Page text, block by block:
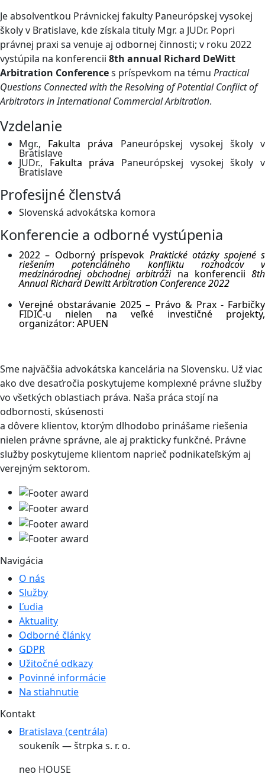
Je absolventkou Právnickej fakulty Paneurópskej vysokej
školy v Bratislave, kde získala tituly Mgr. a JUDr. Popri
právnej praxi sa venuje aj odbornej činnosti; v roku 2022
vystúpila na konferencii 8th annual Richard DeWitt
Arbitration Conferences príspevkom na tému Practical
Questions Connected with the Resolving of Potential Conflict of
Arbitrators in International Commercial Arbitration.
Vzdelanie
Mgr., Fakulta práva Paneurópskej vysokej školy v
Bratislave
JUDr., Fakulta práva Paneurópskej vysokej školy v
Bratislave
Profesijné členstvá
Slovenská advokátska komora
Konferencie a odborné vystúpenia
2022 – Odborný príspevok Praktické otázky spojené s
riešením potenciálneho konfliktu rozhodcov v
medzinárodnej obchodnej arbitrážina konferencii8th
Annual Richard Dewitt Arbitration Conference 2022
Verejné obstarávanie 2025 – Právo & Prax - Farbičky
FIDIC-u nielen na veľké investičné projekty,
organizátor: APUEN
Sme najväčšia advokátska kancelária na Slovensku. Už viac
ako dve desaťročia poskytujeme komplexné právne služby
vo všetkých oblastiach práva. Naša práca stojí na
odbornosti, skúsenosti
a dôvere klientov, ktorým dlhodobo prinášame riešenia
nielen právne správne, ale aj prakticky funkčné. Právne
služby poskytujeme klientom naprieč podnikateľským aj
verejným sektorom.
Navigácia
O nás
Služby
Ľudia
Aktuality
Odborné články
GDPR
Užitočné odkazy
Povinné informácie
Na stiahnutie
Kontakt
Bratislava (centrála)
soukeník — štrpka s. r. o.
neo HOUSE